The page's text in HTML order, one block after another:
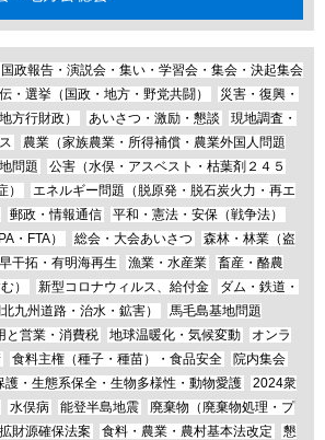
国政報告・演説会・集い・学習会・集会・決起集会
・選挙（国政・地方・野党共闘）
災害・復興・
方行財政） あいさつ・激励・懇談
現地調査・
農業（家族農業・所得補償・農業外国人問題
問題
公害（水俣・アスベスト・枯葉剤２４５
エネルギー問題（脱原発・脱石炭火力・再エ
郵政・情報通信
平和・憲法・安保（戦争法）
・FTA）
総会・大会あいさつ
森林・林業（盗
干拓・有明海再生 漁業・水産業
畜産・酪農
）
新型コロナウィルス、給付金
ダム・鉄道・
九州道路・治水・鉱害）
馬毛島基地問題
と営業・消費税 地球温暖化・気候変動
オンラ
食料主権（種子・種苗）・食品安全
院内集会
護・生態系保全・生物多様性・動物愛護
2024衆
水俣病 能登半島地震
廃棄物（廃棄物処理・プ
財源確保法案 食料・農業・農村基本法改定
懇